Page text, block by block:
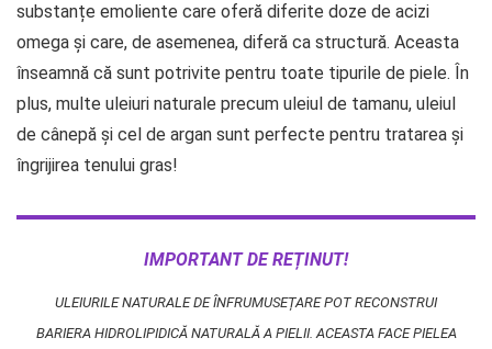
substanțe emoliente care oferă diferite doze de acizi
omega și care, de asemenea, diferă ca structură. Aceasta
înseamnă că sunt potrivite pentru toate tipurile de piele. În
plus, multe uleiuri naturale precum uleiul de tamanu, uleiul
de cânepă și cel de argan sunt perfecte pentru tratarea și
îngrijirea tenului gras!
IMPORTANT DE REȚINUT!
ULEIURILE NATURALE DE ÎNFRUMUSEȚARE POT RECONSTRUI
BARIERA HIDROLIPIDICĂ NATURALĂ A PIELII. ACEASTA FACE PIELEA